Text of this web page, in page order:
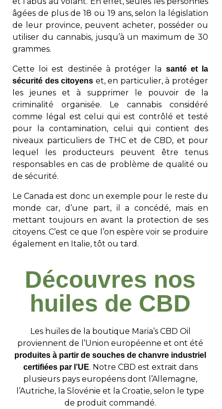
âgées de plus de 18 ou 19 ans, selon la législation
de leur province, peuvent acheter, posséder ou
utiliser du cannabis, jusqu’à un maximum de 30
grammes.
Cette loi est destinée à protéger la santé et la
sécurité des citoyens et, en particulier, à protéger
les jeunes et à supprimer le pouvoir de la
criminalité organisée. Le cannabis considéré
comme légal est celui qui est contrôlé et testé
pour la contamination, celui qui contient des
niveaux particuliers de THC et de CBD, et pour
lequel les producteurs peuvent être tenus
responsables en cas de problème de qualité ou
de sécurité.
Le Canada est donc un exemple pour le reste du
monde car, d’une part, il a concédé, mais en
mettant toujours en avant la protection de ses
citoyens. C’est ce que l’on espère voir se produire
également en Italie, tôt ou tard.
Découvres nos
huiles de CBD
Les huiles de la boutique Maria’s CBD Oil
proviennent de l’Union européenne et ont été
produites à partir de souches de chanvre industriel
certifiées par l’UE. Notre CBD est extrait dans
plusieurs pays européens dont l’Allemagne,
l’Autriche, la Slovénie et la Croatie, selon le type
de produit commandé.